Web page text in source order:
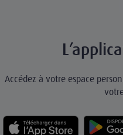
Accédez à votre espace